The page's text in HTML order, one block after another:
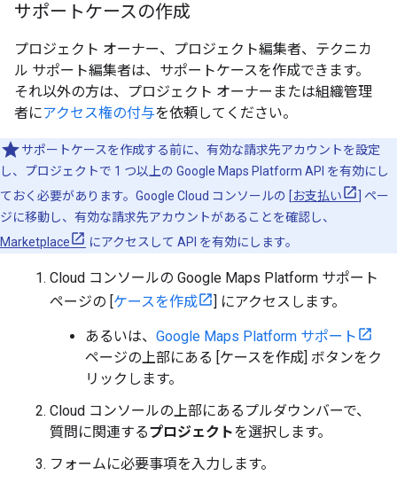
サポートケースの作成
プロジェクト オーナー、プロジェクト編集者、テクニカ
ル サポート編集者は、サポートケースを作成できます。
それ以外の方は、プロジェクト オーナーまたは組織管理
者にアクセス権の付与を依頼してください。
サポートケースを作成する前に、有効な請求先アカウントを設定
し、プロジェクトで 1 つ以上の Google Maps Platform API を有効にし
ておく必要があります。Google Cloud コンソールの [お支払い
] ペー
ジに移動し、有効な請求先アカウントがあることを確認し、
Marketplace
にアクセスして API を有効にします。
Cloud コンソールの Google Maps Platform サポート
ページの [ケースを作成 ] にアクセスします。
あるいは、 Google Maps Platform サポート
ページの上部にある [ケースを作成] ボタンをク
リックします。
Cloud コンソールの上部にあるプルダウンバーで、
質問に関連するプロジェクトを選択します。
フォームに必要事項を入力します。